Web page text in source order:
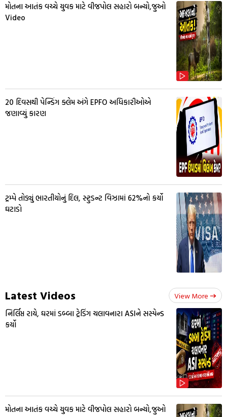
મોતના આતંક વચ્ચે યુવક માટે વીજપોલ સહારો બન્યો,જુઓ
Video
20 દિવસથી પેન્ડિંગ ક્લેમ અંગે EPFO અધિકારીઓએ
જણાવ્યું કારણ
ટ્રમ્પે તોડ્યું ભારતીયોનું દિલ, સ્ટુડન્ટ વિઝામાં 62%નો કર્યો
ઘટાડો
Latest Videos View More
નિર્લિપ્ત રાયે, ઘરમાં ડબ્બા ટ્રેડિંગ ચલાવનારા ASIને સસ્પેન્ડ
કર્યો
મોતના આતંક વચ્ચે યુવક માટે વીજપોલ સહારો બન્યો,જુઓ